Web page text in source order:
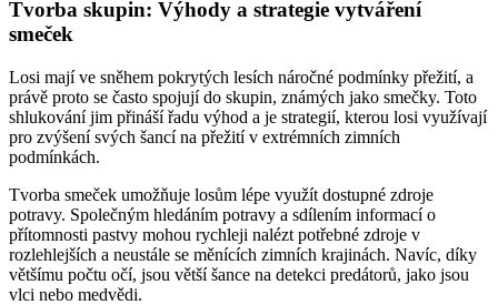
Tvorba skupin: Výhody a strategie vytváření
smeček
Losi mají ve sněhem pokrytých lesích náročné podmínky přežití, a
právě proto se často spojují do skupin, známých jako smečky. Toto
shlukování jim přináší řadu výhod a je strategií, kterou losi využívají
pro zvýšení svých šancí na přežití v extrémních zimních
podmínkách.
Tvorba smeček umožňuje losům lépe využít dostupné zdroje
potravy. Společným hledáním potravy a sdílením informací o
přítomnosti pastvy mohou rychleji nalézt potřebné zdroje v
rozlehlejších a neustále se měnících zimních krajinách. Navíc, díky
většímu počtu očí, jsou větší šance na detekci predátorů, jako jsou
vlci nebo medvědi.